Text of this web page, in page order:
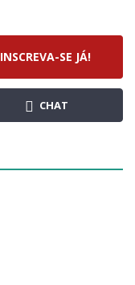
INSCREVA-SE JÁ!
CHAT